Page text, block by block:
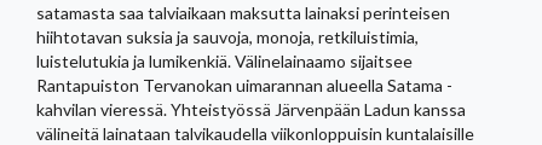
satamasta saa talviaikaan maksutta lainaksi perinteisen
hiihtotavan suksia ja sauvoja, monoja, retkiluistimia,
luistelutukia ja lumikenkiä. Välinelainaamo sijaitsee
Rantapuiston Tervanokan uimarannan alueella Satama -
kahvilan vieressä. Yhteistyössä Järvenpään Ladun kanssa
välineitä lainataan talvikaudella viikonloppuisin kuntalaisille